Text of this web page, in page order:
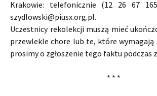
Krakowie: telefonicznie (12 26 67
szydlowski@piusx.org.pl.
Uczestnicy rekolekcji muszą mieć
przewlekle chore lub te, które wymagają
prosimy o zgłoszenie tego faktu podczas
* * *